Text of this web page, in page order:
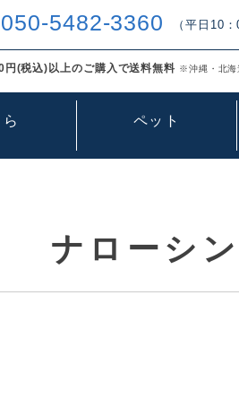
050-5482-3360 （平日10
(税込)以上のご購入で送料無料 ※沖縄・北海
ペット
ナローシ